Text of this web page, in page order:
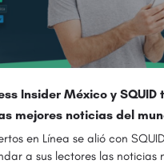
Insider México y SQUID
mejores noticias del
en Línea se alió con
a sus lectores las noticias